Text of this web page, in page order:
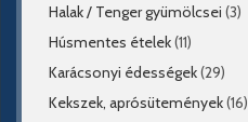
Halak / Tenger gyümölcsei (3)
Húsmentes ételek(11)
Karácsonyi édességek(29)
Kekszek, aprósütemények(16)